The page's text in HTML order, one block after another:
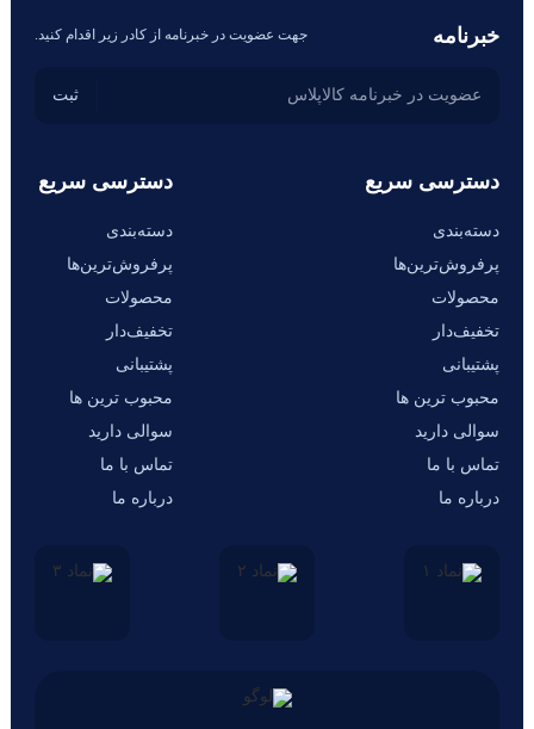
دسترسی سریع
دسته‌بندی
پرفروش‌ترین‌ها
محصولات
تخفیف‌دار
پشتیبانی
محبوب ترین ها
سوالی دارید
تماس با ما
درباره ما
خبرنامه جهت عضویت در خبرنامه از کادر زیر اقدام کنید.
دسترسی سریع
دسته‌بندی
پرفروش‌ترین‌ها
محصولات
تخفیف‌دار
پشتیبانی
محبوب ترین ها
سوالی دارید
تماس با ما
درباره ما